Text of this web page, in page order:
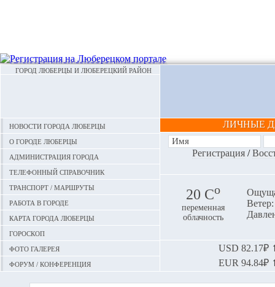
ГОРОД ЛЮБЕРЦЫ И ЛЮБЕРЕЦКИЙ РАЙОН
Новости города Люберцы
О городе Люберцы
Администрация города
Телефонный справочник
Транспорт / маршруты
Работа в городе
Карта города Люберцы
Гороскоп
Фото галерея
Форум / конференция
ЛИЧНЫЕ
Регистрация/
20 Сo
переменная
облачность
USD 82.17₽
EUR 94.84₽